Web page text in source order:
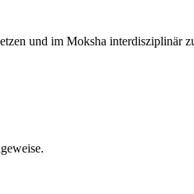
und im Moksha interdisziplinär